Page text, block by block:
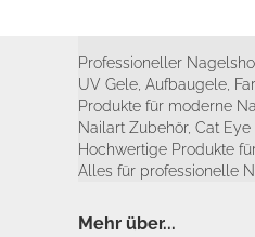
Professioneller
UV Gele, Aufbaugele,
Produkte für moderne
Nailart Zubehör, Cat
Hochwertige Produkte
Alles für professionelle
Mehr über...